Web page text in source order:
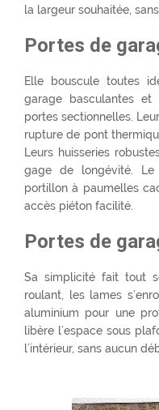
la largeur souhaitée,
Portes de
Elle bouscule toutes
garage basculantes et
portes sectionnelles.
rupture de pont
Leurs huisseries
gage de longévité. Le
portillon à paumelles
accès piéton facilité.
Portes de
Sa simplicité fait tout
roulant, les lames
aluminium pour une
libère l’espace sous
l’intérieur, sans aucun